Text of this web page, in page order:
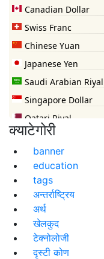
क्याटेगोरी
banner
education
tags
अन्तर्राष्ट्रिय
अर्थ
खेलकुद
टेक्नोलोजी
दृस्टी कोण